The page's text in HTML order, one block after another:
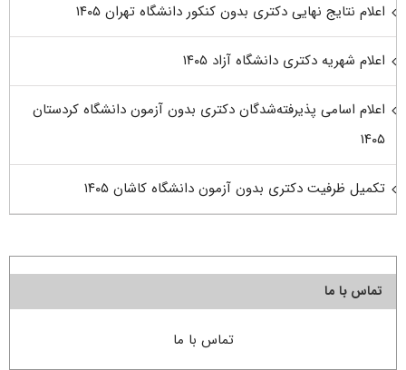
اعلام نتایج نهایی دکتری بدون کنکور دانشگاه تهران ۱۴۰۵
اعلام شهریه دکتری دانشگاه آزاد ۱۴۰۵
اعلام اسامی پذیرفته‌شدگان دکتری بدون آزمون دانشگاه کردستان
۱۴۰۵
تکمیل ظرفیت دکتری بدون آزمون دانشگاه کاشان ۱۴۰۵
تماس با ما
تماس با ما